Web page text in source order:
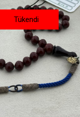
Tükendi